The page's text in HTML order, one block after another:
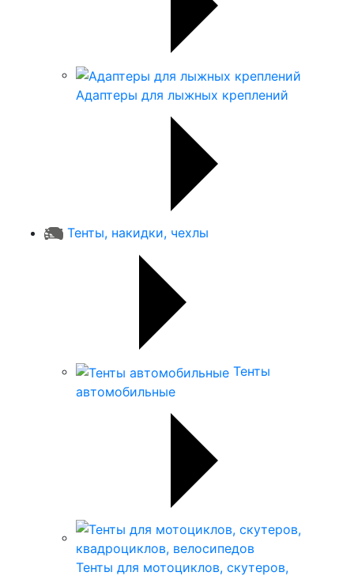
Адаптеры для лыжных креплений
Тенты, накидки, чехлы
Тенты
автомобильные
Тенты для мотоциклов, скутеров,